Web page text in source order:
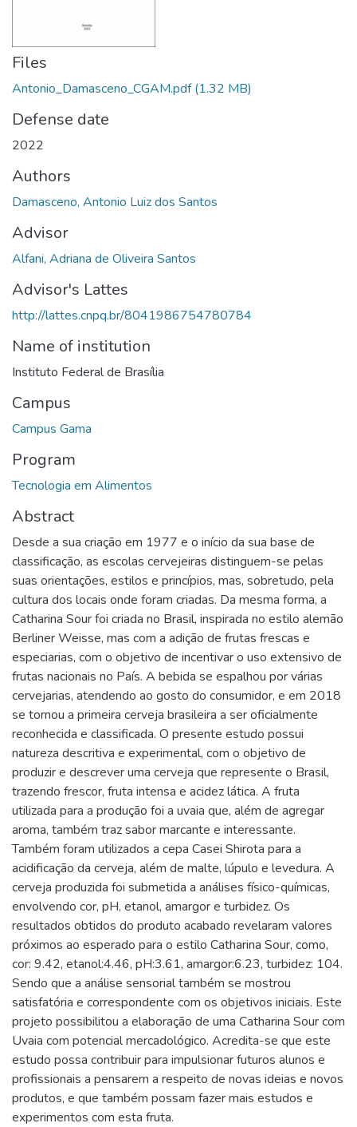
Files
Antonio_Damasceno_CGAM.pdf(1.32 MB)
Defense date
2022
Authors
Damasceno, Antonio Luiz dos Santos
Advisor
Alfani, Adriana de Oliveira Santos
Advisor's Lattes
http://lattes.cnpq.br/8041986754780784
Name of institution
Instituto Federal de Brasília
Campus
Campus Gama
Program
Tecnologia em Alimentos
Abstract
Desde a sua criação em 1977 e o início da sua base de
classificação, as escolas cervejeiras distinguem-se pelas
suas orientações, estilos e princípios, mas, sobretudo, pela
cultura dos locais onde foram criadas. Da mesma forma, a
Catharina Sour foi criada no Brasil, inspirada no estilo alemão
Berliner Weisse, mas com a adição de frutas frescas e
especiarias, com o objetivo de incentivar o uso extensivo de
frutas nacionais no País. A bebida se espalhou por várias
cervejarias, atendendo ao gosto do consumidor, e em 2018
se tornou a primeira cerveja brasileira a ser oficialmente
reconhecida e classificada. O presente estudo possui
natureza descritiva e experimental, com o objetivo de
produzir e descrever uma cerveja que represente o Brasil,
trazendo frescor, fruta intensa e acidez lática. A fruta
utilizada para a produção foi a uvaia que, além de agregar
aroma, também traz sabor marcante e interessante.
Também foram utilizados a cepa Casei Shirota para a
acidificação da cerveja, além de malte, lúpulo e levedura. A
cerveja produzida foi submetida a análises físico-químicas,
envolvendo cor, pH, etanol, amargor e turbidez. Os
resultados obtidos do produto acabado revelaram valores
próximos ao esperado para o estilo Catharina Sour, como,
cor: 9.42, etanol:4.46, pH:3.61, amargor:6.23, turbidez: 104.
Sendo que a análise sensorial também se mostrou
satisfatória e correspondente com os objetivos iniciais. Este
projeto possibilitou a elaboração de uma Catharina Sour com
Uvaia com potencial mercadológico. Acredita-se que este
estudo possa contribuir para impulsionar futuros alunos e
profissionais a pensarem a respeito de novas ideias e novos
produtos, e que também possam fazer mais estudos e
experimentos com esta fruta.